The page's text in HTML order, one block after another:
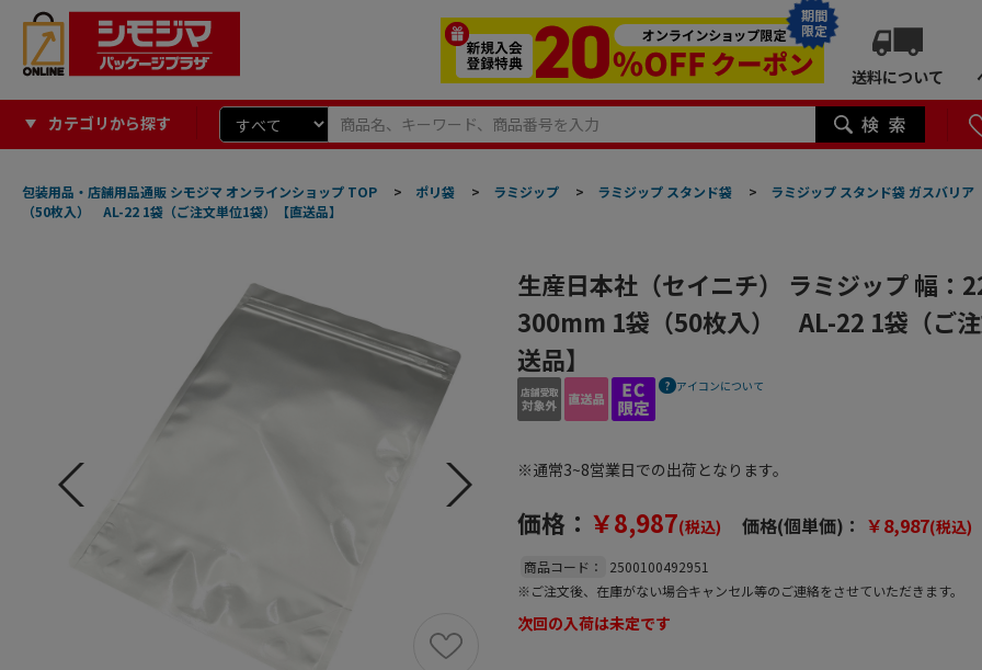
期間
限定
送料について
カテゴリから探す
包装用品・店舗用品通販 シモジマ オンラインショップ TOP > ポリ袋 > ラミジップ > ラミジップ スタンド袋 >
ラミジップ スタンド袋 ガスバリア
（50枚入） AL-22 1袋（ご注文単位1袋）【直送品】
生産日本社（セイニチ） ラミジップ 幅
300mm 1袋（50枚入） AL-22 1袋（ご
送品】
アイコンについて
※通常3~8営業日での出荷となります。
価格： ￥8,987(税込) 価格(個単価)： ￥8,987(税込)
商品コード：
2500100492951
※ご注文後、在庫がない場合キャンセル等のご連絡をさせていただきます。
次回の入荷は未定です